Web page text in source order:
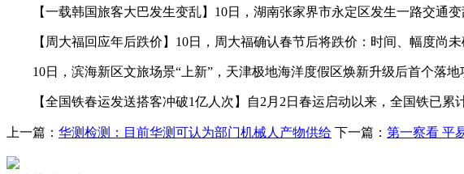
【一载韩国旅客大巴发生变乱】10日，湖南张家界市永定区发生一路交通变
【周大福回应年后跌价】10日，周大福确认春节后将跌价：时间、幅度尚未
10日，滨海新区文旅场景“上新”，天津极地海洋度假区焕新升级后首个落地
【全国铁春运发送搭客冲破1亿人次】自2月2日春运启动以来，全国铁已累计
上一篇： 华测检测：目前华测可认为部门机械人产物供给 下一篇： 第一察看 平